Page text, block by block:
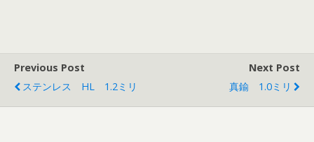
Previous Post
ステンレス HL 1.2ミリ
Next Post
真鍮 1.0ミリ